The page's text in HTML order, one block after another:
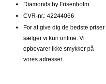
Diamonds by Frisenholm
CVR-nr.: 42244066
For at give dig de bedste priser
sælger vi kun online. Vi
opbevarer ikke smykker på
vores adresser.